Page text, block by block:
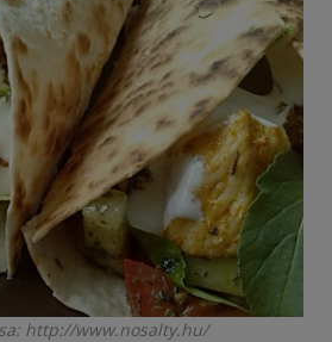
http://www.nosalty.hu/